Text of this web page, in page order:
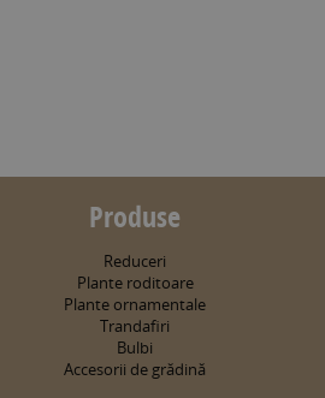
Produse
Reduceri
Plante roditoare
Plante ornamentale
Trandafiri
Bulbi
Accesorii de grădină